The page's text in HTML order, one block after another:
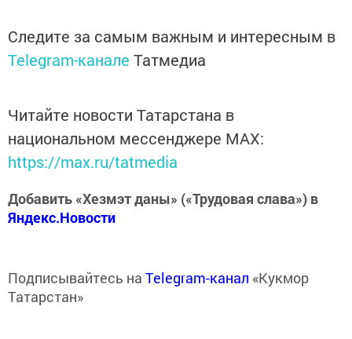
Следите за самым важным и интересным в
Telegram-канале Татмедиа
Читайте новости Татарстана в
национальном мессенджере MАХ:
https://max.ru/tatmedia
Добавить «Хезмэт даны» («Трудовая слава») в
Яндекс.Новости
Подписывайтесь на Telegram-канал «Кукмор
Татарстан»